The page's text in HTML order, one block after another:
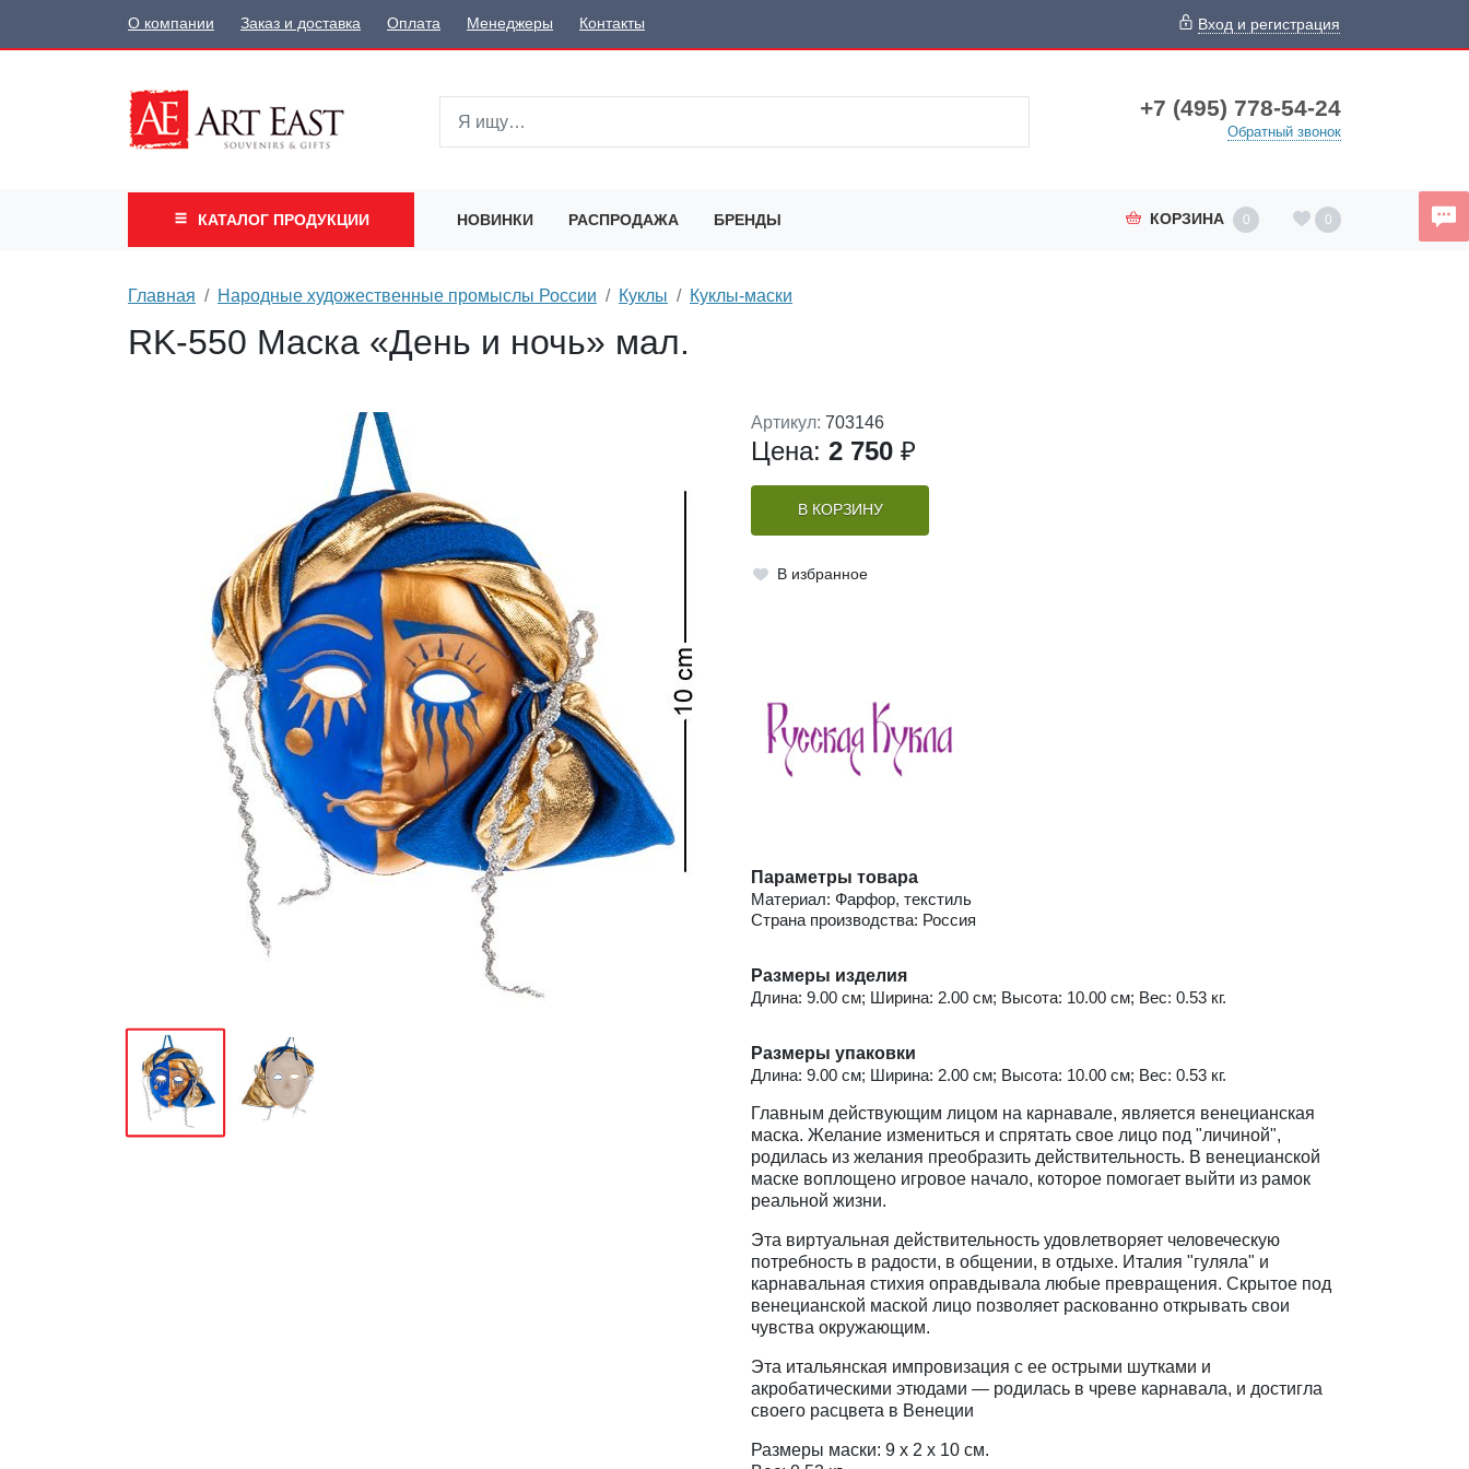
О компании Заказ и доставка Оплата Менеджеры Контакты Вход и регистрация
+7 (495) 778-54-24
Обратный звонок
КАТАЛОГ ПРОДУКЦИИ НОВИНКИ РАСПРОДАЖА БРЕНДЫ КОРЗИНА 0 0
Главная Народные художественные промыслы России Куклы Куклы-маски
RK-550 Маска «День и ночь» мал.
Артикул: 703146
Цена: 2 750 ₽
В КОРЗИНУ
В избранное
Параметры товара
Материал: Фарфор, текстиль
Страна производства: Россия
Размеры изделия
Длина: 9.00 см; Ширина: 2.00 см; Высота: 10.00 см; Вес: 0.53 кг.
Размеры упаковки
Длина: 9.00 см; Ширина: 2.00 см; Высота: 10.00 см; Вес: 0.53 кг.
Главным действующим лицом на карнавале, является венецианская
маска. Желание измениться и спрятать свое лицо под "личиной",
родилась из желания преобразить действительность. В венецианской
маске воплощено игровое начало, которое помогает выйти из рамок
реальной жизни.
Эта виртуальная действительность удовлетворяет человеческую
потребность в радости, в общении, в отдыхе. Италия "гуляла" и
карнавальная стихия оправдывала любые превращения. Скрытое под
венецианской маской лицо позволяет раскованно открывать свои
чувства окружающим.
Эта итальянская импровизация с ее острыми шутками и
акробатическими этюдами — родилась в чреве карнавала, и достигла
своего расцвета в Венеции
Размеры маски: 9 х 2 х 10 см.